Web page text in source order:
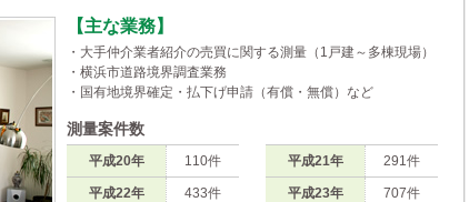
【主な業務】
・大手仲介業者紹介の売買に関する測量（1戸建～多棟現場）
・横浜市道路境界調査業務
・国有地境界確定・払下げ申請（有償・無償）など
測量案件数
平成20年 110件
平成22年 433件
平成21年 291件
平成23年 707件